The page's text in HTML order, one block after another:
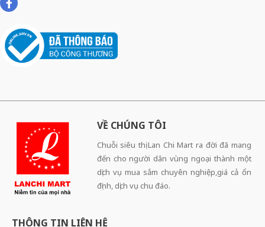
VỀ CHÚNG TÔI
Chuỗi siêu thị Lan Chi Mart ra đời đã mang
đến cho người dân vùng ngoại thành một
dịch vụ mua sắm chuyên nghiệp,giá cả ổn
định, dịch vụ chu đáo.
THÔNG TIN LIÊN HỆ